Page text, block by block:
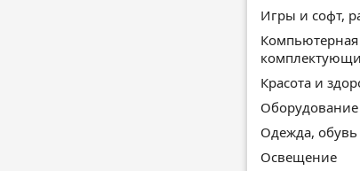
Игры и софт,
Компьютерная
Красота и
Одежда, обувь
Освещение